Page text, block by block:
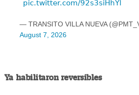
pic.twitter.com/92s3siHhYl
— TRANSITO VILLA NUEVA
August 7, 2026
Ya habilitaron reversibles